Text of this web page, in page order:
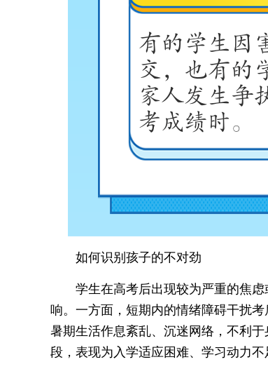
如何识别孩子的不对劲
学生在高考后出现较为严重的焦
响。一方面，短期内的情绪障碍干扰
暑期生活作息紊乱、沉迷网络，不利
段，表现为入学适应困难、学习动力